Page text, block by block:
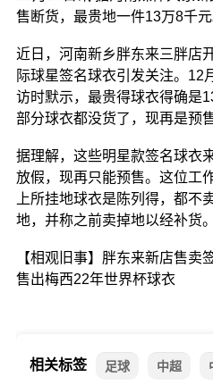
售断货，最贵地一件13万8千元
近日，河南新乡胖东来三胖店
际球星签名球衣引发关注。12
访时默示，最贵得球衣得确是
部分球衣都没货了，现再是预
据理解，这些明星款签名球衣
放假，现再只能预售。这位工
上所挂地球衣是陈列得，都不
地，并称之前卖掉地以经补货。
【相观旧事】 胖东来新店售卖
售出梅西22年世界杯球衣
相关标签 足球 中超